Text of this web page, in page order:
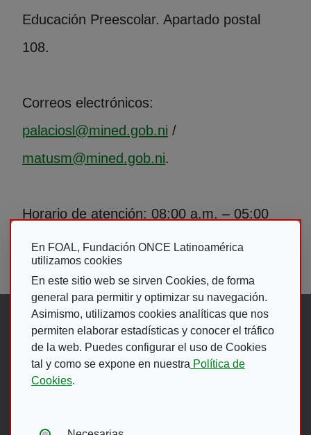
En FOAL, Fundación ONCE Latinoamérica
utilizamos cookies
En este sitio web se sirven Cookies, de forma
general para permitir y optimizar su navegación.
Asimismo, utilizamos cookies analíticas que nos
permiten elaborar estadísticas y conocer el tráfico
de la web. Puedes configurar el uso de Cookies
tal y como se expone en nuestra Política de
Cookies.
Educación Preescolar. Apartado postal
108.
Correos electrónicos:
palaciosl@mined.gob.ni /
matusm@mined.gob.ni.
Horario de atención: 08:00 a.m. – 05:00
p.m.
Síguenos en:
Abre en ventana nueva. Ir a
Abre en ventana nueva. Ir
(Abre en nueva ventana)
Abre en ventana
(Abre en nueva
Abre en ventana
(Abre en nueva